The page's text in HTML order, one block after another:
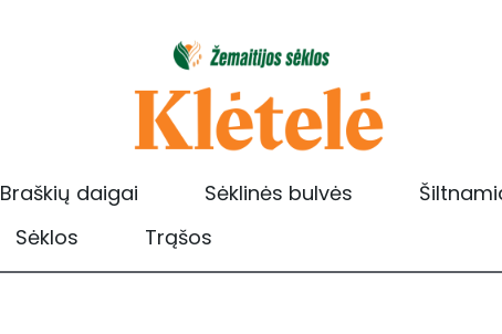
Braškių daigai Sėklinės bulvės
Sėklos
Trąšos